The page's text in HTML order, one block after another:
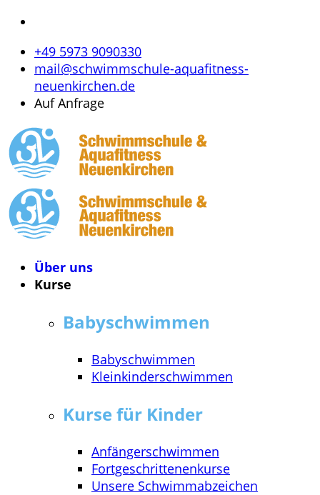
+49 5973 9090330
mail@schwimmschule-aquafitness-
neuenkirchen.de
Auf Anfrage
Über uns
Kurse
Babyschwimmen
Babyschwimmen
Kleinkinderschwimmen
Kurse für Kinder
Anfängerschwimmen
Fortgeschrittenenkurse
Unsere Schwimmabzeichen